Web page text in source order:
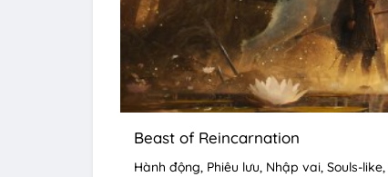
Beast of Reincarnation
Hành động Phiêu lưu Nhập vai Souls-like